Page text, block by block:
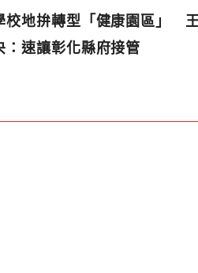
校地拚轉型「健康園區」
：速讓彰化縣府接管